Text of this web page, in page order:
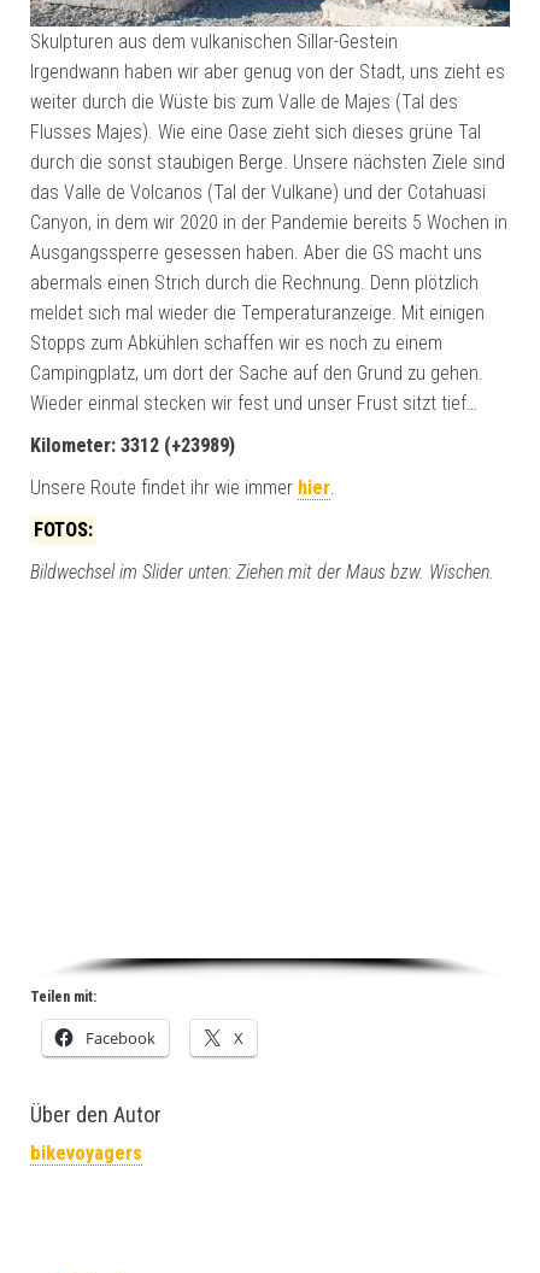
Skulpturen aus dem vulkanischen Sillar-Gestein
Irgendwann haben wir aber genug von der Stadt, uns zieht es
weiter durch die Wüste bis zum Valle de Majes (Tal des
Flusses Majes). Wie eine Oase zieht sich dieses grüne Tal
durch die sonst staubigen Berge. Unsere nächsten Ziele sind
das Valle de Volcanos (Tal der Vulkane) und der Cotahuasi
Canyon, in dem wir 2020 in der Pandemie bereits 5 Wochen in
Ausgangssperre gesessen haben. Aber die GS macht uns
abermals einen Strich durch die Rechnung. Denn plötzlich
meldet sich mal wieder die Temperaturanzeige. Mit einigen
Stopps zum Abkühlen schaffen wir es noch zu einem
Campingplatz, um dort der Sache auf den Grund zu gehen.
Wieder einmal stecken wir fest und unser Frust sitzt tief…
Kilometer: 3312 (+23989)
Unsere Route findet ihr wie immer hier
FOTOS:
Bildwechsel im Slider unten: Ziehen mit der Maus bzw. Wischen.
Teilen mit:
Facebook X
Über den Autor
bikevoyagers